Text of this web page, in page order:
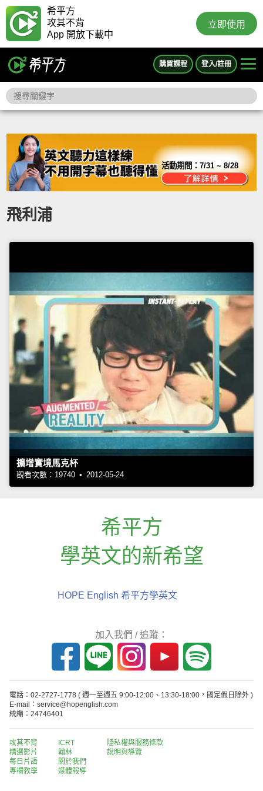
希平方
攻其不背
App 開放下載中
立即使用
購買課程 登入/註冊
活動期間：7/31 ~ 8/28
飛利浦
擴增實境馬克杯
觀看次數：19740 • 2012-05-24
希平方
學英文的新希望
HOPE English 希平方學英文
加入我們 / 追蹤：
電話：02-2727-1778 ( 週一至週五 9:00-12:00、13:30-18:00，國定假日除外 )
E-mail：service@hopenglish.com
統編：24746401
攻其不背
精選影片
每日片語
專欄教學
ICRT
翰林
關於我們
媒體報導
隱私權與服務條款
說明與導覽